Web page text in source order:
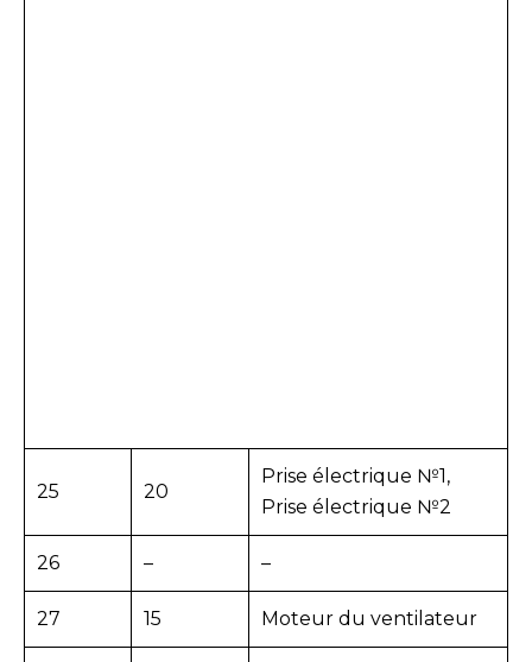
25 20
Prise électrique №1,
Prise électrique №2
26 – –
27 15 Moteur du ventilateur